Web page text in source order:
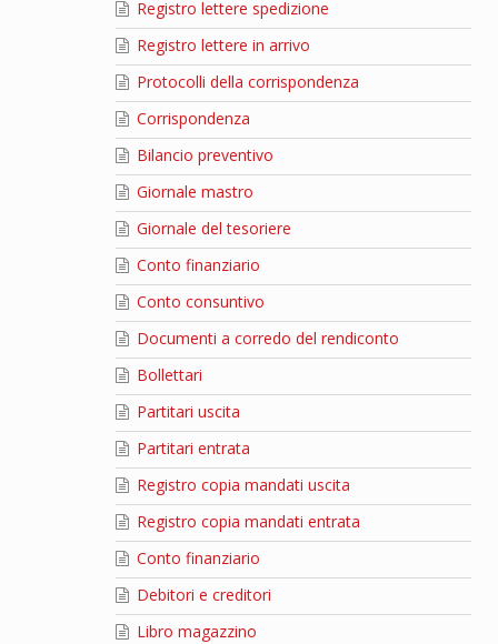
Registro lettere spedizione
Registro lettere in arrivo
Protocolli della corrispondenza
Corrispondenza
Bilancio preventivo
Giornale mastro
Giornale del tesoriere
Conto finanziario
Conto consuntivo
Documenti a corredo del rendiconto
Bollettari
Partitari uscita
Partitari entrata
Registro copia mandati uscita
Registro copia mandati entrata
Conto finanziario
Debitori e creditori
Libro magazzino